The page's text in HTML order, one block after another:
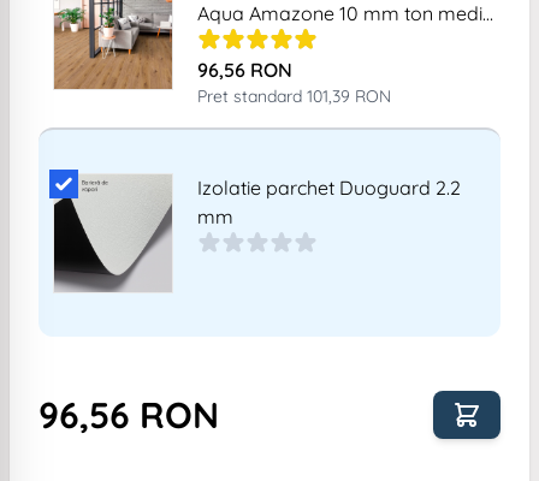
Aqua Amazone 10 mm ton mediu
D4169
96,56 RON
Pret standard 101,39 RON
Add Product MTEyMQ== 6a7853517c82d
Izolatie parchet Duoguard 2.2
mm
96,56 RON